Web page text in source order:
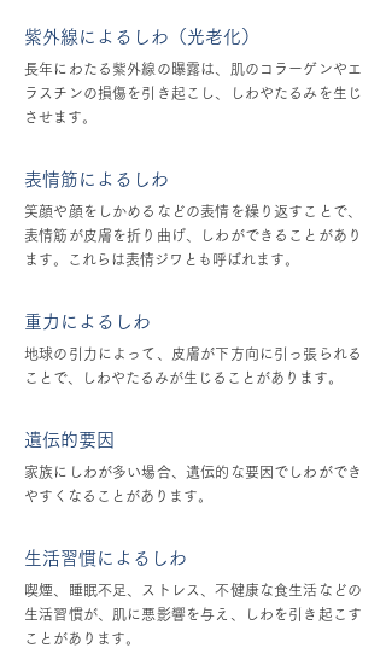
紫外線によるしわ（光老化）
長年にわたる紫外線の曝露は、肌のコラーゲンやエ
ラスチンの損傷を引き起こし、しわやたるみを生じ
させます。
表情筋によるしわ
笑顔や顔をしかめるなどの表情を繰り返すことで、
表情筋が皮膚を折り曲げ、しわができることがあり
ます。これらは表情ジワとも呼ばれます。
重力によるしわ
地球の引力によって、皮膚が下方向に引っ張られる
ことで、しわやたるみが生じることがあります。
遺伝的要因
家族にしわが多い場合、遺伝的な要因でしわができ
やすくなることがあります。
生活習慣によるしわ
喫煙、睡眠不足、ストレス、不健康な食生活などの
生活習慣が、肌に悪影響を与え、しわを引き起こす
ことがあります。